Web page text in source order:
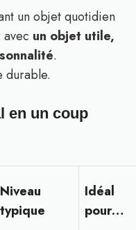
un objet quotidien
avec un objet utile,
.
durable.
en un coup
Niveau
typique
Idéal
pour…